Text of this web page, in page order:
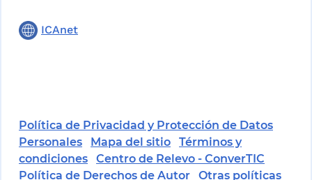
ICAnet
Política de Privacidad y Protección de Datos
Personales
Mapa del sitio
Términos y
condiciones
Centro de Relevo - ConverTIC
Política de Derechos de Autor
Otras políticas